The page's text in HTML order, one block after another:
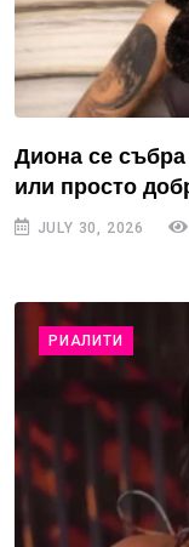
Диона се
или просто
JULY 30, 2026
РИАЛИТИ